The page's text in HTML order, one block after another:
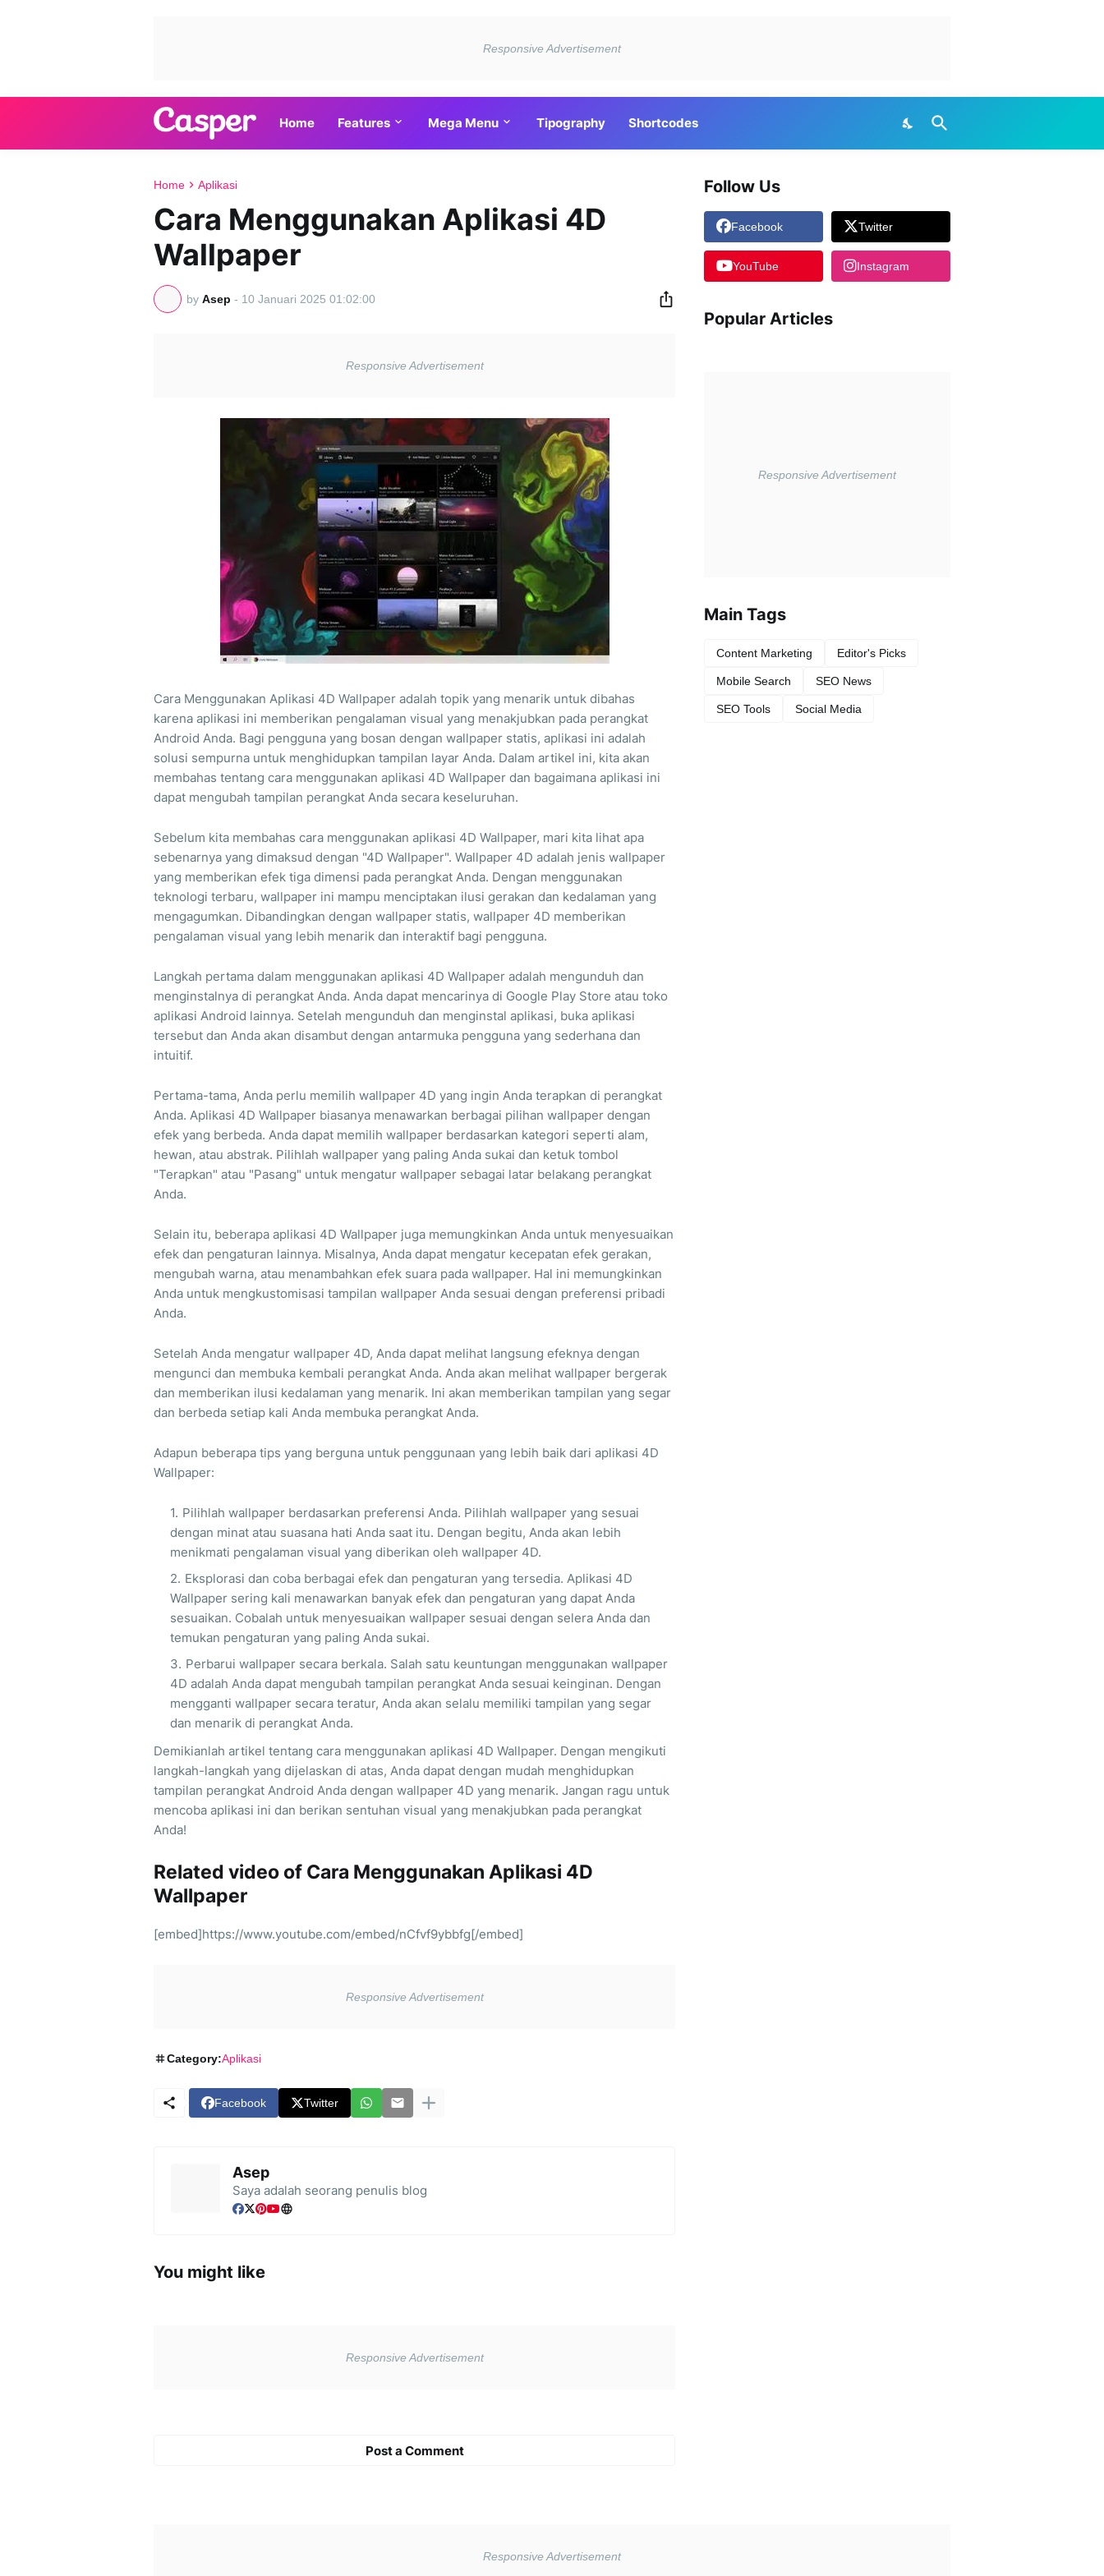
Home Features Mega Menu Tipography Shortcodes
Home Aplikasi
Cara Menggunakan Aplikasi 4D
Wallpaper
by Asep - 10 Januari 2025 01:02:00
Cara Menggunakan Aplikasi 4D Wallpaper adalah topik yang menarik untuk dibahas
karena aplikasi ini memberikan pengalaman visual yang menakjubkan pada perangkat
Android Anda. Bagi pengguna yang bosan dengan wallpaper statis, aplikasi ini adalah
solusi sempurna untuk menghidupkan tampilan layar Anda. Dalam artikel ini, kita akan
membahas tentang cara menggunakan aplikasi 4D Wallpaper dan bagaimana aplikasi ini
dapat mengubah tampilan perangkat Anda secara keseluruhan.
Sebelum kita membahas cara menggunakan aplikasi 4D Wallpaper, mari kita lihat apa
sebenarnya yang dimaksud dengan "4D Wallpaper". Wallpaper 4D adalah jenis wallpaper
yang memberikan efek tiga dimensi pada perangkat Anda. Dengan menggunakan
teknologi terbaru, wallpaper ini mampu menciptakan ilusi gerakan dan kedalaman yang
mengagumkan. Dibandingkan dengan wallpaper statis, wallpaper 4D memberikan
pengalaman visual yang lebih menarik dan interaktif bagi pengguna.
Langkah pertama dalam menggunakan aplikasi 4D Wallpaper adalah mengunduh dan
menginstalnya di perangkat Anda. Anda dapat mencarinya di Google Play Store atau toko
aplikasi Android lainnya. Setelah mengunduh dan menginstal aplikasi, buka aplikasi
tersebut dan Anda akan disambut dengan antarmuka pengguna yang sederhana dan
intuitif.
Pertama-tama, Anda perlu memilih wallpaper 4D yang ingin Anda terapkan di perangkat
Anda. Aplikasi 4D Wallpaper biasanya menawarkan berbagai pilihan wallpaper dengan
efek yang berbeda. Anda dapat memilih wallpaper berdasarkan kategori seperti alam,
hewan, atau abstrak. Pilihlah wallpaper yang paling Anda sukai dan ketuk tombol
"Terapkan" atau "Pasang" untuk mengatur wallpaper sebagai latar belakang perangkat
Anda.
Selain itu, beberapa aplikasi 4D Wallpaper juga memungkinkan Anda untuk menyesuaikan
efek dan pengaturan lainnya. Misalnya, Anda dapat mengatur kecepatan efek gerakan,
mengubah warna, atau menambahkan efek suara pada wallpaper. Hal ini memungkinkan
Anda untuk mengkustomisasi tampilan wallpaper Anda sesuai dengan preferensi pribadi
Anda.
Setelah Anda mengatur wallpaper 4D, Anda dapat melihat langsung efeknya dengan
mengunci dan membuka kembali perangkat Anda. Anda akan melihat wallpaper bergerak
dan memberikan ilusi kedalaman yang menarik. Ini akan memberikan tampilan yang segar
dan berbeda setiap kali Anda membuka perangkat Anda.
Adapun beberapa tips yang berguna untuk penggunaan yang lebih baik dari aplikasi 4D
Wallpaper:
Pilihlah wallpaper berdasarkan preferensi Anda. Pilihlah wallpaper yang sesuai
dengan minat atau suasana hati Anda saat itu. Dengan begitu, Anda akan lebih
menikmati pengalaman visual yang diberikan oleh wallpaper 4D.
Eksplorasi dan coba berbagai efek dan pengaturan yang tersedia. Aplikasi 4D
Wallpaper sering kali menawarkan banyak efek dan pengaturan yang dapat Anda
sesuaikan. Cobalah untuk menyesuaikan wallpaper sesuai dengan selera Anda dan
temukan pengaturan yang paling Anda sukai.
Perbarui wallpaper secara berkala. Salah satu keuntungan menggunakan wallpaper
4D adalah Anda dapat mengubah tampilan perangkat Anda sesuai keinginan. Dengan
mengganti wallpaper secara teratur, Anda akan selalu memiliki tampilan yang segar
dan menarik di perangkat Anda.
Demikianlah artikel tentang cara menggunakan aplikasi 4D Wallpaper. Dengan mengikuti
langkah-langkah yang dijelaskan di atas, Anda dapat dengan mudah menghidupkan
tampilan perangkat Android Anda dengan wallpaper 4D yang menarik. Jangan ragu untuk
mencoba aplikasi ini dan berikan sentuhan visual yang menakjubkan pada perangkat
Anda!
Related video of Cara Menggunakan Aplikasi 4D
Wallpaper
[embed]https://www.youtube.com/embed/nCfvf9ybbfg[/embed]
Category:Aplikasi
Facebook Twitter
Asep
Saya adalah seorang penulis blog
You might like
Post a Comment
Follow Us
Facebook Twitter
YouTube Instagram
Popular Articles
Main Tags
Content Marketing Editor's Picks
Mobile Search SEO News
SEO Tools Social Media